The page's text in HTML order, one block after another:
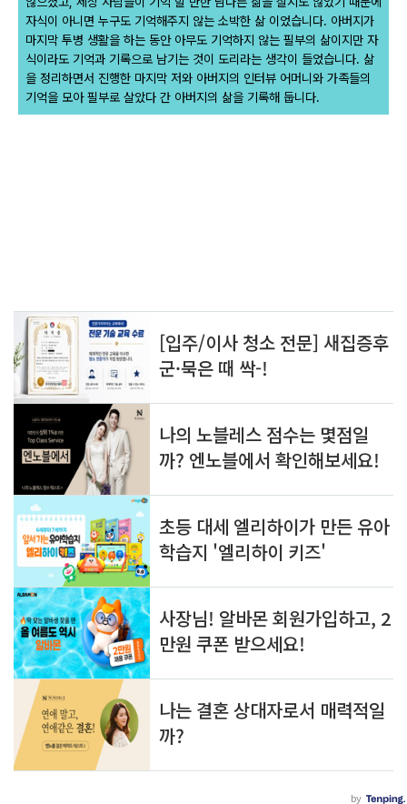
자식이 아니면 누구도 기억해주지 않는 소박한 삶 이었습니다. 아버지가
마지막 투병 생활을 하는 동안 아무도 기억하지 않는 필부의 삶이지만 자
식이라도 기억과 기록으로 남기는 것이 도리라는 생각이 들었습니다. 삶
을 정리하면서 진행한 마지막 저와 아버지의 인터뷰 어머니와 가족들의
기억을 모아 필부로 살았다 간 아버지의 삶을 기록해 둡니다.